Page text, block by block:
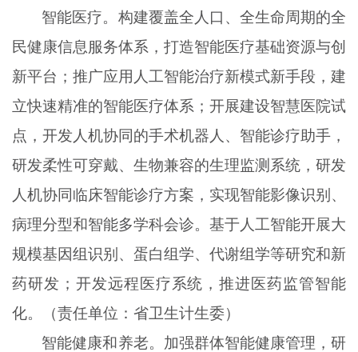
智能医疗。构建覆盖全人口、全生命周期的全
民健康信息服务体系，打造智能医疗基础资源与创
新平台；推广应用人工智能治疗新模式新手段，建
立快速精准的智能医疗体系；开展建设智慧医院试
点，开发人机协同的手术机器人、智能诊疗助手，
研发柔性可穿戴、生物兼容的生理监测系统，研发
人机协同临床智能诊疗方案，实现智能影像识别、
病理分型和智能多学科会诊。基于人工智能开展大
规模基因组识别、蛋白组学、代谢组学等研究和新
药研发；开发远程医疗系统，推进医药监管智能
化。（责任单位：省卫生计生委）
智能健康和养老。加强群体智能健康管理，研